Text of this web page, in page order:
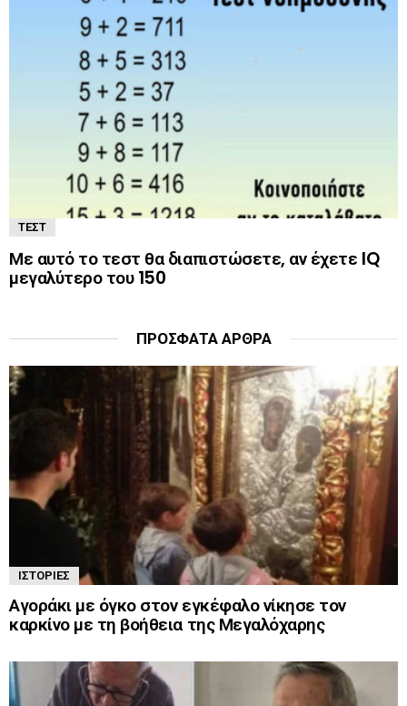
ΤΕΣΤ
Με αυτό το τεστ θα διαπιστώσετε, αν έχετε IQ
μεγαλύτερο του 150
ΠΡΌΣΦΑΤΑ ΆΡΘΡΑ
ΙΣΤΟΡΊΕΣ
Αγοράκι με όγκο στον εγκέφαλο νίκησε τον
καρκίνο με τη βοήθεια της Μεγαλόχαρης